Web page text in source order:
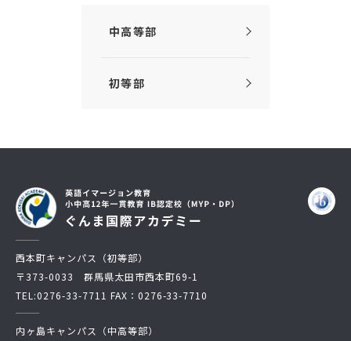
中高等部
初等部
西本町キャンパス（初等部）
〒373-0033 群馬県太田市西本町69-1
TEL:0276-33-7711 FAX：0276-33-7710
内ヶ島キャンパス（中高等部）